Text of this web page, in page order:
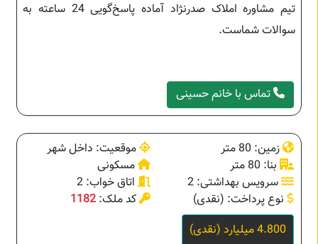
تیم مشاوره املاک صدرنژاد آماده پاسخ‌گویی 24 ساعته به
سوالات شماست.
تماس با خانم حسینی
زمین: 80 متر
موقعیت: داخل شهر
بنا: 80 متر
مسکونی
سرویس بهداشتی: 2
اتاق خواب: 2
نوع پرداخت: (نقدی)
کد ملک: 1182
4.800 میلیارد (نقدی)